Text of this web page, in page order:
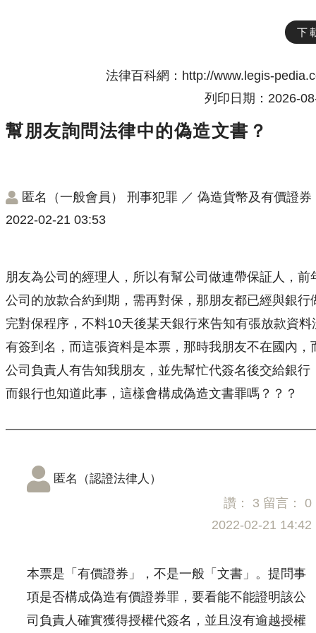
下
法律百科網：http://www.legis-
列印日期：2026-
幫朋友詢問法律中的偽造文書？
匿名（一般會員） 刑事犯罪 ／ 偽造貨幣及有價證券
2022-02-21 03:53
朋友為公司的經理人，所以有幫公司做連帶保証人，前
公司的放款合約到期，需再對保，那朋友都已經與銀行
完對保程序，不料10天後某天銀行來告知有張放款資料
有簽到名，而這張資料是本票，那時我朋友不在國內，
公司負責人有告知我朋友，並先幫忙代簽名後交給銀行
而銀行也知道此事，這樣會構成偽造文書罪嗎？？？
匿名（認證法律人）
讚： 3 留言： 0
2022-02-21 14:42
本票是「有價證券」，不是一般「文書」。提問事
項是否構成偽造有價證券罪，要看能不能證明該公
司負責人確實獲得授權代簽名，並且沒有逾越授權